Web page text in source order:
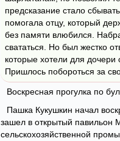
предсказание стало
помогала отцу, который
без памяти влюбился.
свататься. Но был жестко
которые хотели для
Пришлось побороться за
Воскресная прогулка по
Пашка Кукушкин начал
зашел в открытый павильон
сельскохозяйственной